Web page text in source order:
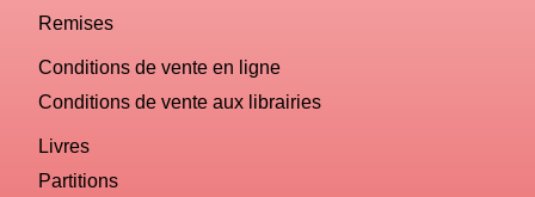
Remises
Conditions de vente en ligne
Conditions de vente aux librairies
Livres
Partitions